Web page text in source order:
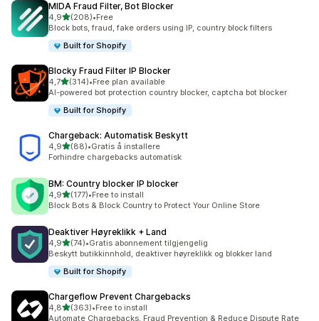
MIDA Fraud Filter, Bot Blocker
4,9av 5 stjerner
(208)
Totalt 208 omtaler
•Free
Block bots, fraud, fake orders using IP, country block filters
Built for Shopify
Blocky Fraud Filter IP Blocker
4,7av 5 stjerner
(314)
Totalt 314 omtaler
•Free plan available
AI-powered bot protection country blocker, captcha bot blocker
Built for Shopify
Chargeback: Automatisk Beskytt
4,9av 5 stjerner
(88)
Totalt 88 omtaler
•Gratis å installere
Forhindre chargebacks automatisk
BM: Country blocker IP blocker
4,9av 5 stjerner
(177)
Totalt 177 omtaler
•Free to install
Block Bots & Block Country to Protect Your Online Store
Deaktiver Høyreklikk + Land
4,9av 5 stjerner
(74)
Totalt 74 omtaler
•Gratis abonnement tilgjengelig
Beskytt butikkinnhold, deaktiver høyreklikk og blokker land
Built for Shopify
Chargeflow Prevent Chargebacks
4,8av 5 stjerner
(363)
Totalt 363 omtaler
•Free to install
Automate Chargebacks, Fraud Prevention & Reduce Dispute Rate